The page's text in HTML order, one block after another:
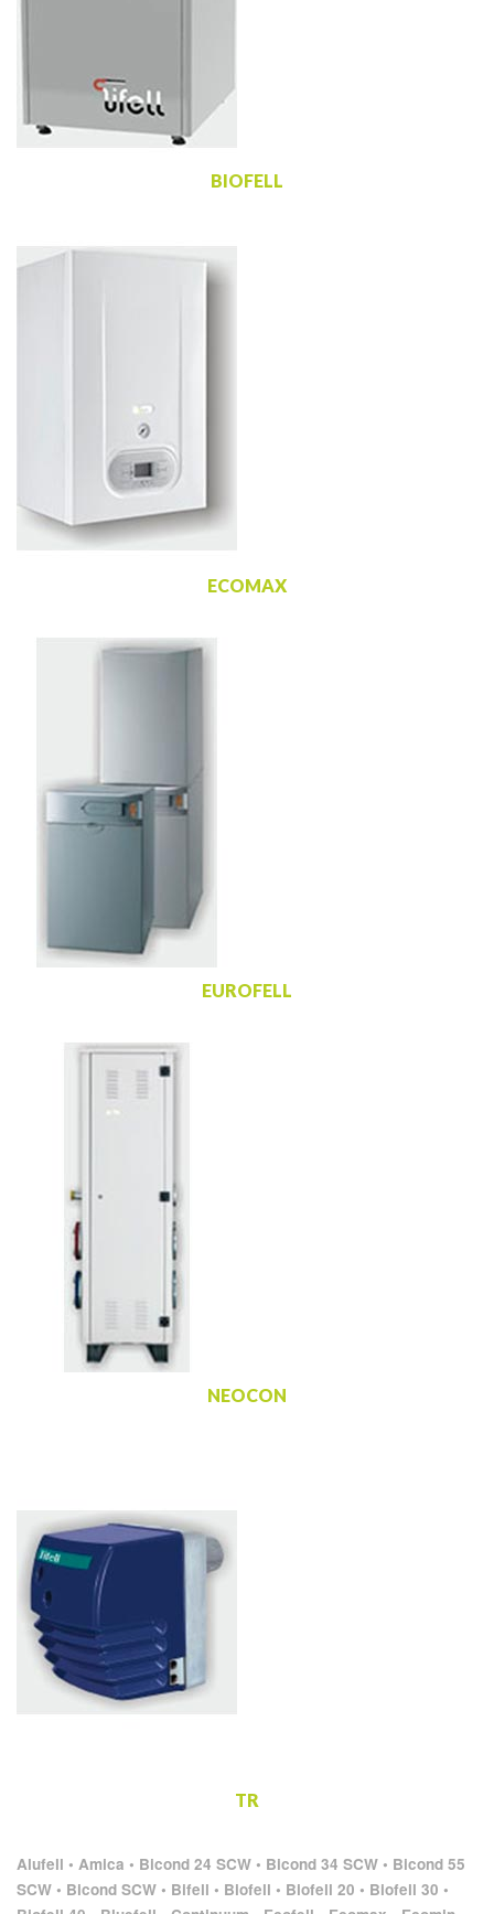
BIOFELL
ECOMAX
EUROFELL
NEOCON
TR
Alufell • Amica • Bicond 24 SCW • Bicond 34 SCW • Bicond 55
SCW • Bicond SCW • Bifell • Biofell • Biofell 20 • Biofell 30 •